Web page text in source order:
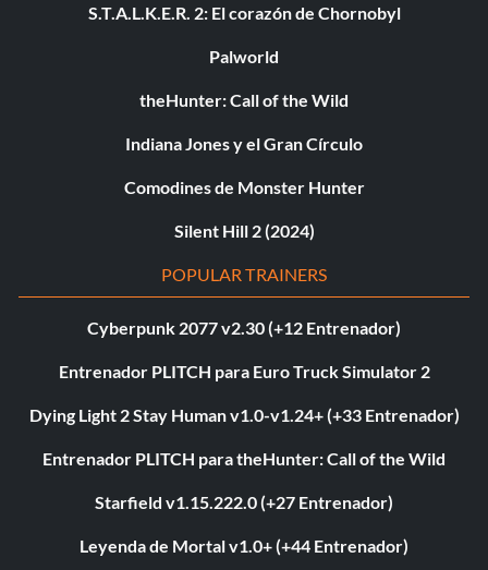
S.T.A.L.K.E.R. 2: El corazón de Chornobyl
Palworld
theHunter: Call of the Wild
Indiana Jones y el Gran Círculo
Comodines de Monster Hunter
Silent Hill 2 (2024)
POPULAR TRAINERS
Cyberpunk 2077 v2.30 (+12 Entrenador)
Entrenador PLITCH para Euro Truck Simulator 2
Dying Light 2 Stay Human v1.0-v1.24+ (+33 Entrenador)
Entrenador PLITCH para theHunter: Call of the Wild
Starfield v1.15.222.0 (+27 Entrenador)
Leyenda de Mortal v1.0+ (+44 Entrenador)